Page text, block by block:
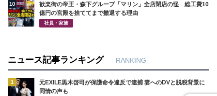
10
歓楽街の帝王・森下グループ「マリン」全店閉店の怪 総工費10
億円の宮殿を捨ててまで撤退する理由
社員・家族
ニュース記事ランキング RANKING
1
元EXILE黒木啓司が保護命令違反で逮捕 妻へのDVと脱税背景に
同情の声も